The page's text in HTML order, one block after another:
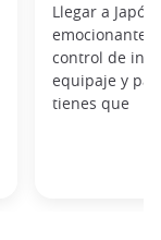
Llegar a
emocionante,
control de
equipaje y
tienes que